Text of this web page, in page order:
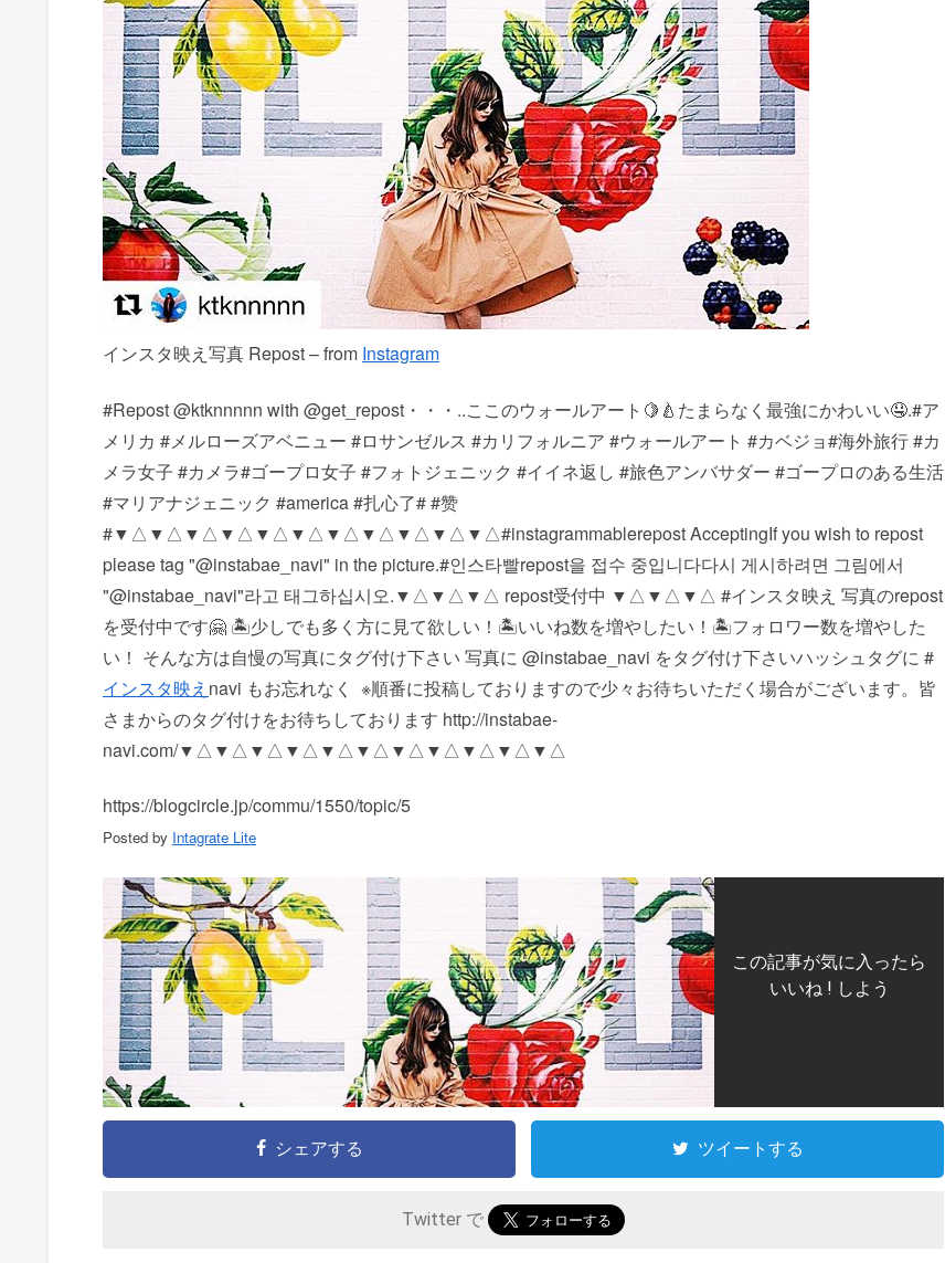
インスタ映え写真 Repost – from Instagram
#Repost @ktknnnnn with @get_repost・・・..ここのウォールアート🍋🍐たまらなく最強にかわいい🤤️️️.#ア
メリカ #メルローズアベニュー #ロサンゼルス #カリフォルニア #ウォールアート #カベジョ#海外旅行 #カ
メラ女子 #カメラ#ゴープロ女子 #フォトジェニック #イイネ返し #旅色アンバサダー #ゴープロのある生活
#マリアナジェニック #america #扎心了# #赞
# ▼△▼△▼△▼△▼△▼△▼△▼△▼△▼△▼△ #instagrammable repost Accepting If you wish to repost
please tag "@instabae_navi" in the picture. #인스타빨 repost을 접수 중입니다 다시 게시하려면 그림에서
"@instabae_navi"라고 태그하십시오. ▼△▼△▼△ repost受付中 ▼△▼△▼△ #インスタ映え 写真のrepost
を受付中です🤗 🏝少しでも多く方に見て欲しい！ 🏝いいね数を増やしたい！ 🏝フォロワー数を増やした
い！ そんな方は自慢の写真にタグ付け下さい 写真に @instabae_navi をタグ付け下さい️ ハッシュタグに #
インスタ映え navi もお忘れなく ️ ※順番に投稿しておりますので少々お待ちいただく場合がございます。 皆
さまからのタグ付けをお待ちしております http://instabae-
navi.com/ ▼△▼△▼△▼△▼△▼△▼△▼△▼△▼△▼△
https://blogcircle.jp/commu/1550/topic/5
Posted by Intagrate Lite
この記事が気に入ったら
いいね ! しよう
シェアする ツイートする
Twitter で